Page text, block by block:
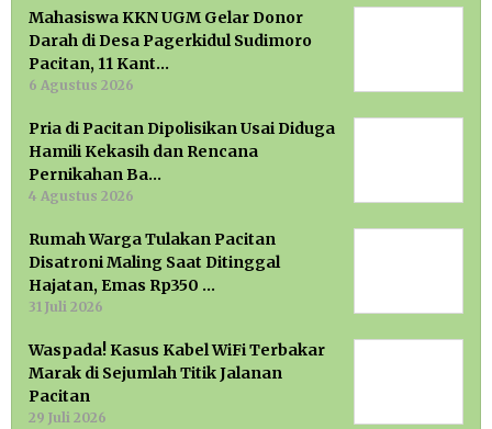
Mahasiswa KKN UGM Gelar Donor
Darah di Desa Pagerkidul Sudimoro
Pacitan, 11 Kant…
6 Agustus 2026
Pria di Pacitan Dipolisikan Usai Diduga
Hamili Kekasih dan Rencana
Pernikahan Ba…
4 Agustus 2026
Rumah Warga Tulakan Pacitan
Disatroni Maling Saat Ditinggal
Hajatan, Emas Rp350 …
31 Juli 2026
Waspada! Kasus Kabel WiFi Terbakar
Marak di Sejumlah Titik Jalanan
Pacitan
29 Juli 2026